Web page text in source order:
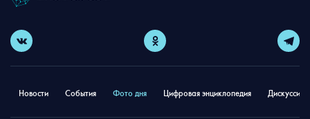
Новости События Фото дня Цифровая энциклопедия